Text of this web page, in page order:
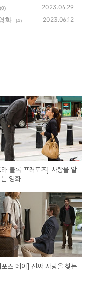
(0) 2023.06.29
화 (4) 2023.06.12
라 블록 프러포즈] 사랑을 알
영화
포즈 데이] 진짜 사랑을 찾는